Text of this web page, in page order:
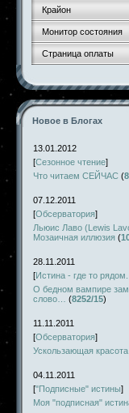
Крайон
Монитор состояния
Страница оплаты
Новое в Блогах
13.01.2012
[Сезонное чтение]
Что читаем СЕЙЧАС (
07.12.2011
[Обсерватория]
Льюис Лаво (Lewis
Мозаичная иллюзия (
28.11.2011
[Истина - где то рядом...
О бедном вампире
слово…
(8252/15)
11.11.2011
[Обсерватория]
Ускользающая красота
04.11.2011
["Подписные" истины]
Моя "подписная"